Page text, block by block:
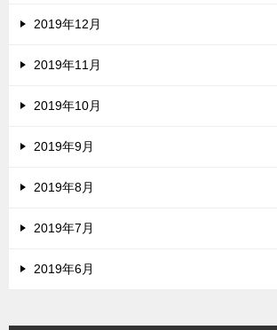
2019年12月
2019年11月
2019年10月
2019年9月
2019年8月
2019年7月
2019年6月